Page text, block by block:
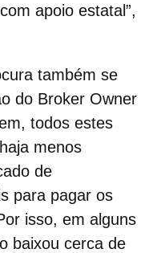
apoio estatal”,
também se
do Broker Owner
todos estes
menos
de
para pagar os
isso, em alguns
baixou cerca de